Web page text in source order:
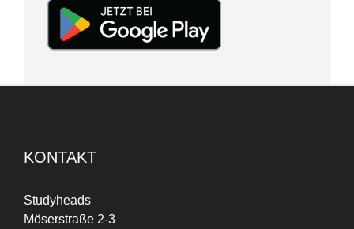
KONTAKT
Studyheads
Möserstraße 2-3